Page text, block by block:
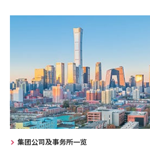
集团公司及事务所一览